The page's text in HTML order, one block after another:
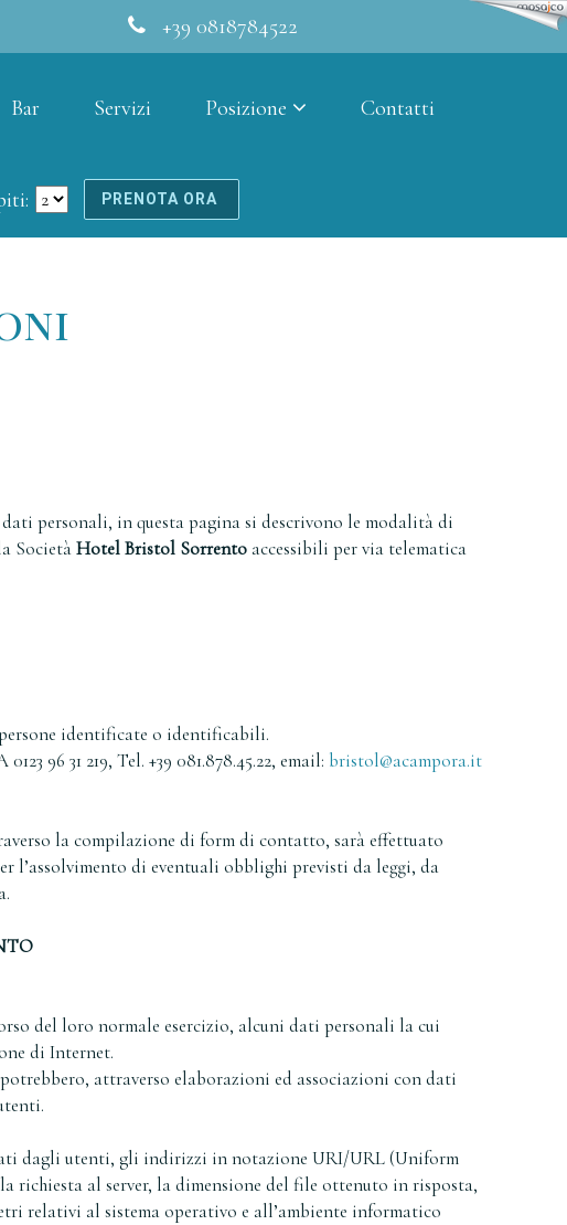
+39 0818784522
Bar Servizi Posizione Contatti
PRENOTA ORA
personali, in questa pagina si descrivono le modalità di
SocietàHotel Bristol Sorrento accessibili per via telematica
identificate o identificabili.
96 31 219, Tel. +39 081.878.45.22, email: bristol@acampora.it
la compilazione di form di contatto, sarà effettuato
l’assolvimento di eventuali obblighi previsti da leggi, da
del loro normale esercizio, alcuni dati personali la cui
di Internet.
attraverso elaborazioni ed associazioni con dati
dagli utenti, gli indirizzi in notazione URI/URL (Uniform
richiesta al server, la dimensione del file ottenuto in risposta,
relativi al sistema operativo e all’ambiente informatico